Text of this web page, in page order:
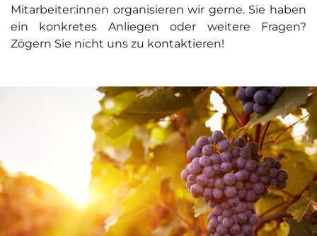
Mitarbeiter:innen organisieren wir gerne. Sie haben
ein konkretes Anliegen oder weitere Fragen?
Zögern Sie nicht uns zu kontaktieren!